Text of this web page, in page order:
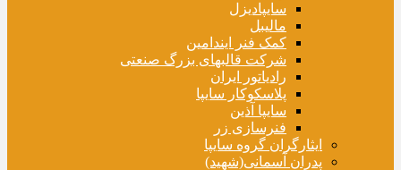
سایپادیزل
مالیبل
کمک فنر ایندامین
شرکت قالبهای بزرگ صنعتی
رادیاتور ایران
پلاسکوکار سایپا
سایپا آذین
فنرسازی زر
ایثارگران گروه سایپا
پدران آسمانی(شهید)